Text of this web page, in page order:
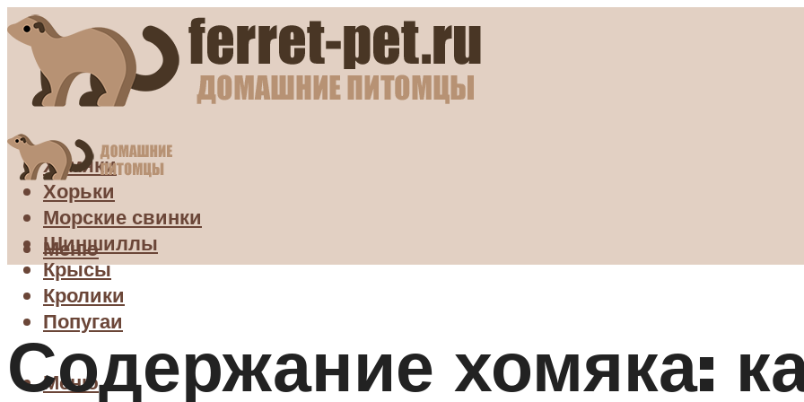
Хомяки
Хорьки
Морские свинки
Шиншиллы
Крысы
Кролики
Попугаи
Меню
Меню
Содержание хомяка: